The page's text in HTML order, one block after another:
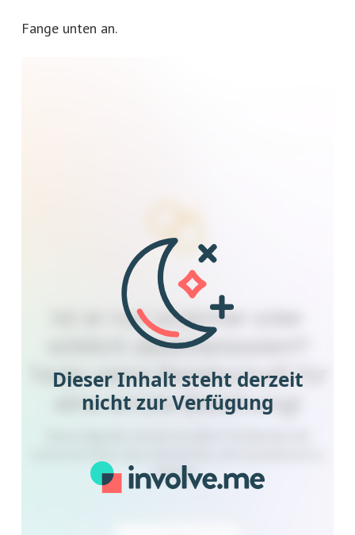
Fange unten an.